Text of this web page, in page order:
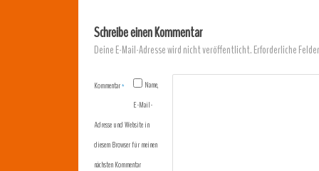
Schreibe einen Kommentar
Deine E-Mail-Adresse wird nicht veröffentlicht.Erforderliche
Kommentar*
Name,
E-Mail-
Adresse und Website in
diesem Browser für meinen
nächsten Kommentar